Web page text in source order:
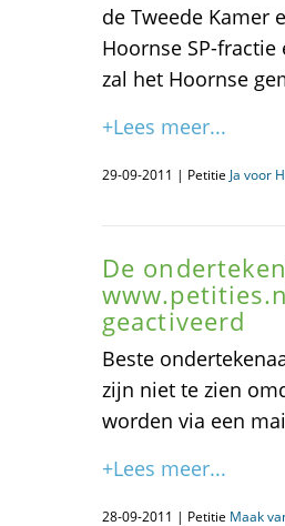
de Tweede Kamer
Hoornse SP-
zal het Hoornse
+Lees meer...
29-09-2011 | Petitie Ja voor
De
geactiveerd
Beste
zijn niet te zien
worden via een
+Lees meer...
28-09-2011 | Petitie Maak